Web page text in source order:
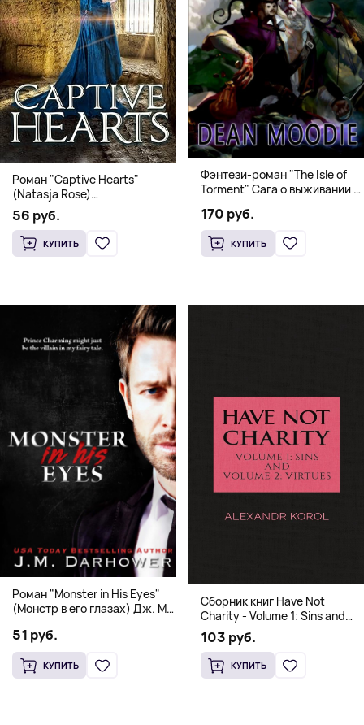
Роман "Captive Hearts"
(Natasja Rose)
Романтическое фэнтези
56 руб.
КУПИТЬ
Фэнтези-роман "The Isle of
Torment" Сага о выживании и
170 руб.
КУПИТЬ
Роман "Monster in His Eyes"
(Монстр в его глазах) Дж. М.
18+
51 руб.
КУПИТЬ
Сборник книг Have Not
Charity - Volume 1: Sins and
Volume 2: Virtues
103 руб.
КУПИТЬ